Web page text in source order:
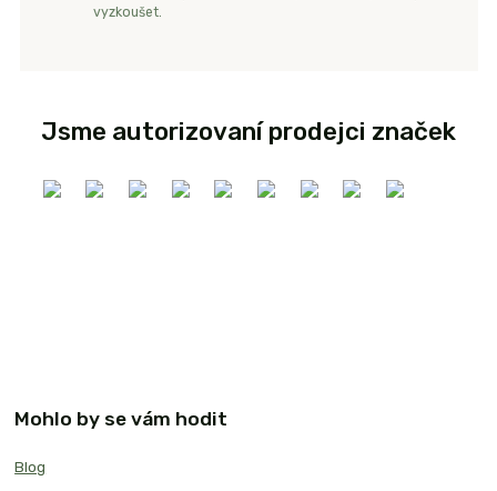
vyzkoušet.
Jsme autorizovaní prodejci značek
Mohlo by se vám hodit
Blog